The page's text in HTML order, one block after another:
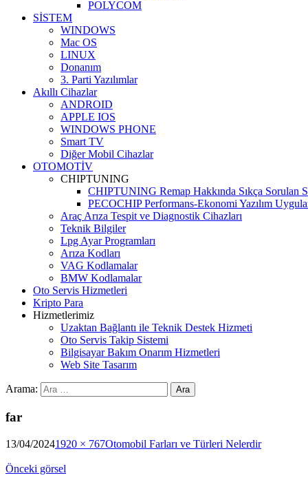
POLYCOM
SİSTEM
WINDOWS
Mac OS
LINUX
Donanım
3. Parti Yazılımlar
Akıllı Cihazlar
ANDROID
APPLE IOS
WINDOWS PHONE
Smart TV
Diğer Mobil Cihazlar
OTOMOTİV
CHIPTUNING
CHIPTUNING Remap Hakkında Sıkça Sorulan
PECOCHIP Performans-Ekonomi Yazılım
Araç Arıza Tespit ve Diagnostik Cihazları
Teknik Bilgiler
Lpg Ayar Programları
Arıza Kodları
VAG Kodlamalar
BMW Kodlamalar
Oto Servis Hizmetleri
Kripto Para
Hizmetlerimiz
Uzaktan Bağlantı ile Teknik Destek Hizmeti
Oto Servis Takip Sistemi
Bilgisayar Bakım Onarım Hizmetleri
Web Site Tasarım
Arama:
far
13/04/20241920 × 767Otomobil Farları ve Türleri Nelerdir
Önceki görsel